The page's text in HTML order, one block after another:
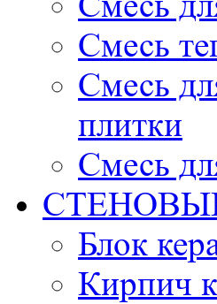
Смесь
Смесь
плитки
Смесь
Блок
Кирпич